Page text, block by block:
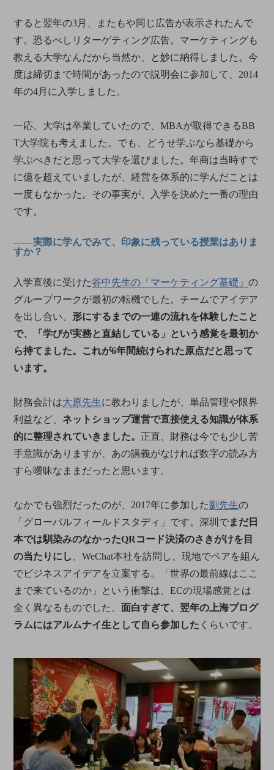
すると翌年の3月、またもや同じ広告が表示されたんで
す。恐るべしリターゲティング広告。マーケティングも
教える大学なんだから当然か、と妙に納得しました。今
度は締切まで時間があったので説明会に参加して、2014
年の4月に入学しました。
一応、大学は卒業していたので、MBAが取得できるBB
T大学院も考えました。でも、どうせ学ぶなら基礎から
学ぶべきだと思って大学を選びました。年商は当時すで
に億を超えていましたが、経営を体系的に学んだことは
一度もなかった。その事実が、入学を決めた一番の理由
です。
――実際に学んでみて、印象に残っている授業はありま
すか？
入学直後に受けた谷中先生の「マーケティング基礎」の
グループワークが最初の転機でした。チームでアイデア
を出し合い、 形にするまでの一連の流れを体験したこと
で、「学びが実務と直結している」という感覚を最初か
ら持てました。これが6年間続けられた原点だと思って
います。
財務会計は大原先生に教わりましたが、単品管理や限界
利益など、 ネットショップ運営で直接使える知識が体系
的に整理されていきました。 正直、財務は今でも少し苦
手意識がありますが、あの講義がなければ数字の読み方
すら曖昧なままだったと思います。
なかでも強烈だったのが、2017年に参加した劉先生の
「グローバルフィールドスタディ」です。深圳でまだ日
本では馴染みのなかったQRコード決済のさきがけを目
の当たりにし
、WeChat本社を訪問し、現地でペアを組ん
でビジネスアイデアを立案する。「世界の最前線はここ
まで来ているのか」という衝撃は、ECの現場感覚とは
全く異なるものでした。面白すぎて、翌年の上海プログ
ラムにはアルムナイ生として自ら参加した くらいです。